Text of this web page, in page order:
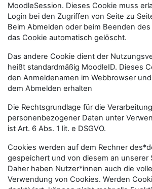
MoodleSession. Dieses Cookie muss
Login bei den Zugriffen von Seite zu
Beim Abmelden oder beim Beenden
das Cookie automatisch gelöscht.
Das andere Cookie dient der
heißt standardmäßig MoodleID. Dieses
den Anmeldenamen im Webbrowser
dem Abmelden erhalten
Die Rechtsgrundlage für die Verarbeitung
personenbezogener Daten unter
ist Art. 6 Abs. 1 lit. e DSGVO.
Cookies werden auf dem Rechner
gespeichert und von diesem an unserer
Daher haben Nutzer*innen auch die
Verwendung von Cookies. Werden